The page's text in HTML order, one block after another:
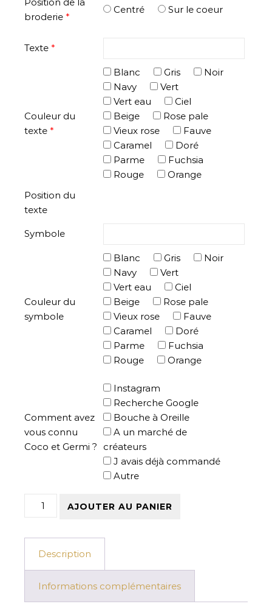
broderie *
Centré Sur le coeur
Texte *
Couleur du
texte *
Blanc Gris
Noir
Navy
Vert
Vert eau
Ciel
Beige
Rose pale
Vieux rose
Fauve
Caramel
Doré
Parme
Fuchsia
Rouge
Orange
Position du
texte
Symbole
Couleur du
symbole
Blanc Gris
Noir
Navy
Vert
Vert eau
Ciel
Beige
Rose pale
Vieux rose
Fauve
Caramel
Doré
Parme
Fuchsia
Rouge
Orange
Comment avez
vous connu
Coco et Germi ?
Instagram
Recherche Google
Bouche à Oreille
A un marché de
créateurs
J avais déjà commandé
Autre
quantité de Tee-shirt Blanc Homme manches
AJOUTER AU PANIER
Description
Informations complémentaires